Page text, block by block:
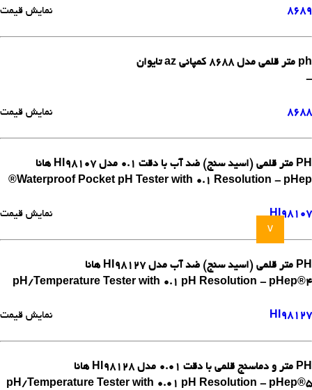
v
8689 نمایش قیمت
ph متر قلمی مدل 8688 کمپانی az تایوان
-
8688 نمایش قیمت
PH متر قلمی (اسید سنج) ضد آب با دقت 0.1 مدل HI98107 هانا
Waterproof Pocket pH Tester with 0.1 Resolution - pHep®
HI98107 نمایش قیمت
PH متر قلمی (اسید سنج) ضد آب مدل HI98127 هانا
pH/Temperature Tester with 0.1 pH Resolution - pHep®4
HI98127 نمایش قیمت
PH متر و دماسنج قلمی با دقت 0.01 مدل HI98128 هانا
pH/Temperature Tester with 0.01 pH Resolution - pHep®5